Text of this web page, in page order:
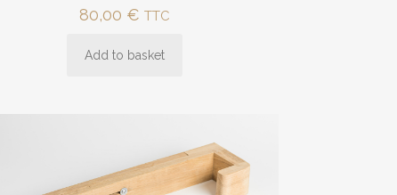
80,00 € TTC
Add to basket